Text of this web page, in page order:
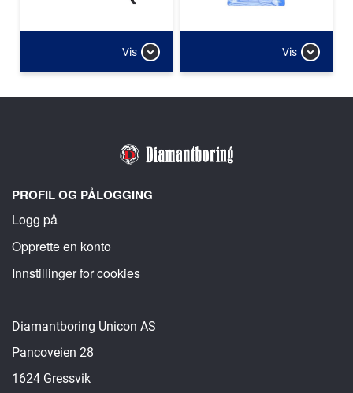
Vis Vis
PROFIL OG PÅLOGGING
Logg på
Opprette en konto
Innstillinger for cookies
Diamantboring Unicon AS
Pancoveien 28
1624 Gressvik